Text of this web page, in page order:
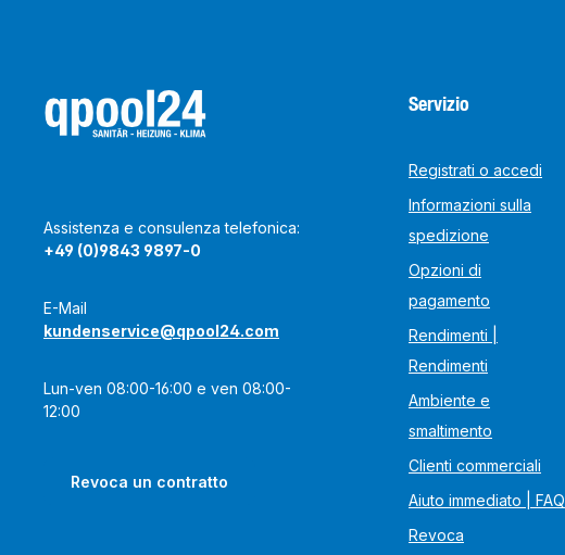
Assistenza e consulenza telefonica:
+49 (0)9843 9897-0
E-Mail
kundenservice@qpool24.com
Lun-ven 08:00-16:00 e ven 08:00-
12:00
Revoca un contratto
Servizio
Registrati o accedi
Informazioni sulla
spedizione
Opzioni di
pagamento
Rendimenti |
Rendimenti
Ambiente e
smaltimento
Clienti commerciali
Aiuto immediato | FAQ
Revoca